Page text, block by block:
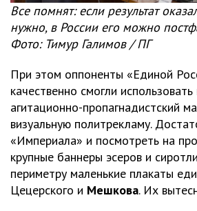
Все помнят: если результат
нужно, в России его можно
Фото: Тимур Галимов / ПГ
При этом оппоненты «Единой
качественно смогли
агитационно-пропагнадистский
визуальную политрекламу.
«Империала» и посмотреть на
крупные баннеры эсеров и
периметру маленькие плакаты
Цецерского и Мешкова. Их